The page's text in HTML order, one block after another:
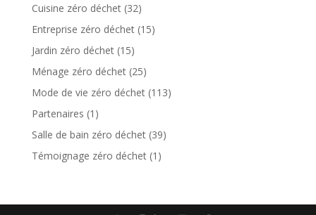
Cuisine zéro déchet(32)
Entreprise zéro déchet(15)
Jardin zéro déchet(15)
Ménage zéro déchet(25)
Mode de vie zéro déchet(113)
Partenaires (1)
Salle de bain zéro déchet(39)
Témoignage zéro déchet(1)